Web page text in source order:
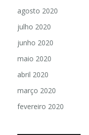
agosto 2020
julho 2020
junho 2020
maio 2020
abril 2020
março 2020
fevereiro 2020